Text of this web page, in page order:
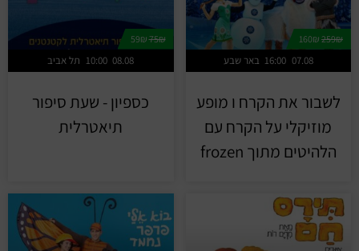
259₪
באר שבע 16:00 07.08
לשבור את הקרח ו מופע
מוזיקלי על הקרח עם
הלהיטים מתוך frozen
75₪
59₪
תל אביב 10:00 08.08
כספיון - שעת סיפור
תיאטרלית